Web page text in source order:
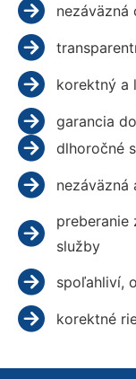
nezáväzná
korektný a
garancia
dlhoročné
preberanie
služby
spoľahliví,
korektné